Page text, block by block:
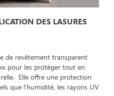
DES LASURES
de revêtement transparent
pour les protéger tout en
Elle offre une protection
que l'humidité, les rayons UV